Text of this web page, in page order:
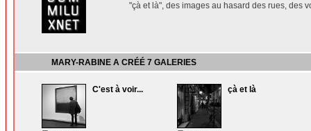
"çà et là", des images au hasard des rues, des
MARY-RABINE A CRÉÉ 7 GALERIES
C'est à voir... çà et là